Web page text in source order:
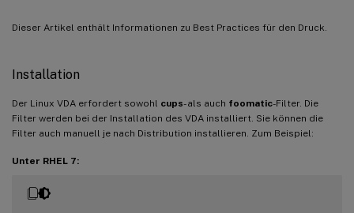
Dieser Artikel enthält Informationen zu Best Practices für den Druck.
Installation
Der Linux VDA erfordert sowohl cups- als auch foomatic-Filter. Die
Filter werden bei der Installation des VDA installiert. Sie können die
Filter auch manuell je nach Distribution installieren. Zum Beispiel:
Unter RHEL 7: